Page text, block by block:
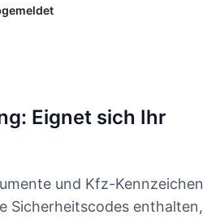
Eignet sich Ihr
und Kfz-Kennzeichen
Sicherheitscodes enthalten,